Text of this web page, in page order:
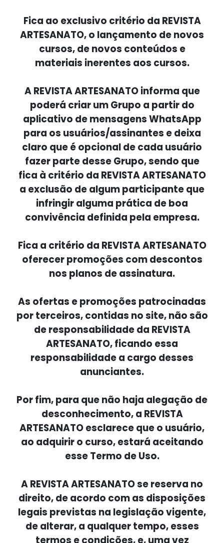
Fica ao exclusivo critério da REVISTA
ARTESANATO, o lançamento de novos
cursos, de novos conteúdos e
materiais inerentes aos cursos.
A REVISTA ARTESANATO informa que
poderá criar um Grupo a partir do
aplicativo de mensagens WhatsApp
para os usuários/assinantes e deixa
claro que é opcional de cada usuário
fazer parte desse Grupo, sendo que
fica à critério da REVISTA ARTESANATO
a exclusão de algum participante que
infringir alguma prática de boa
convivência definida pela empresa.
Fica a critério da REVISTA ARTESANATO
oferecer promoções com descontos
nos planos de assinatura.
As ofertas e promoções patrocinadas
por terceiros, contidas no site, não são
de responsabilidade da REVISTA
ARTESANATO, ficando essa
responsabilidade a cargo desses
anunciantes.
Por fim, para que não haja alegação de
desconhecimento, a REVISTA
ARTESANATO esclarece que o usuário,
ao adquirir o curso, estará aceitando
esse Termo de Uso.
A REVISTA ARTESANATO se reserva no
direito, de acordo com as disposições
legais previstas na legislação vigente,
de alterar, a qualquer tempo, esses
termos e condições, e, uma vez